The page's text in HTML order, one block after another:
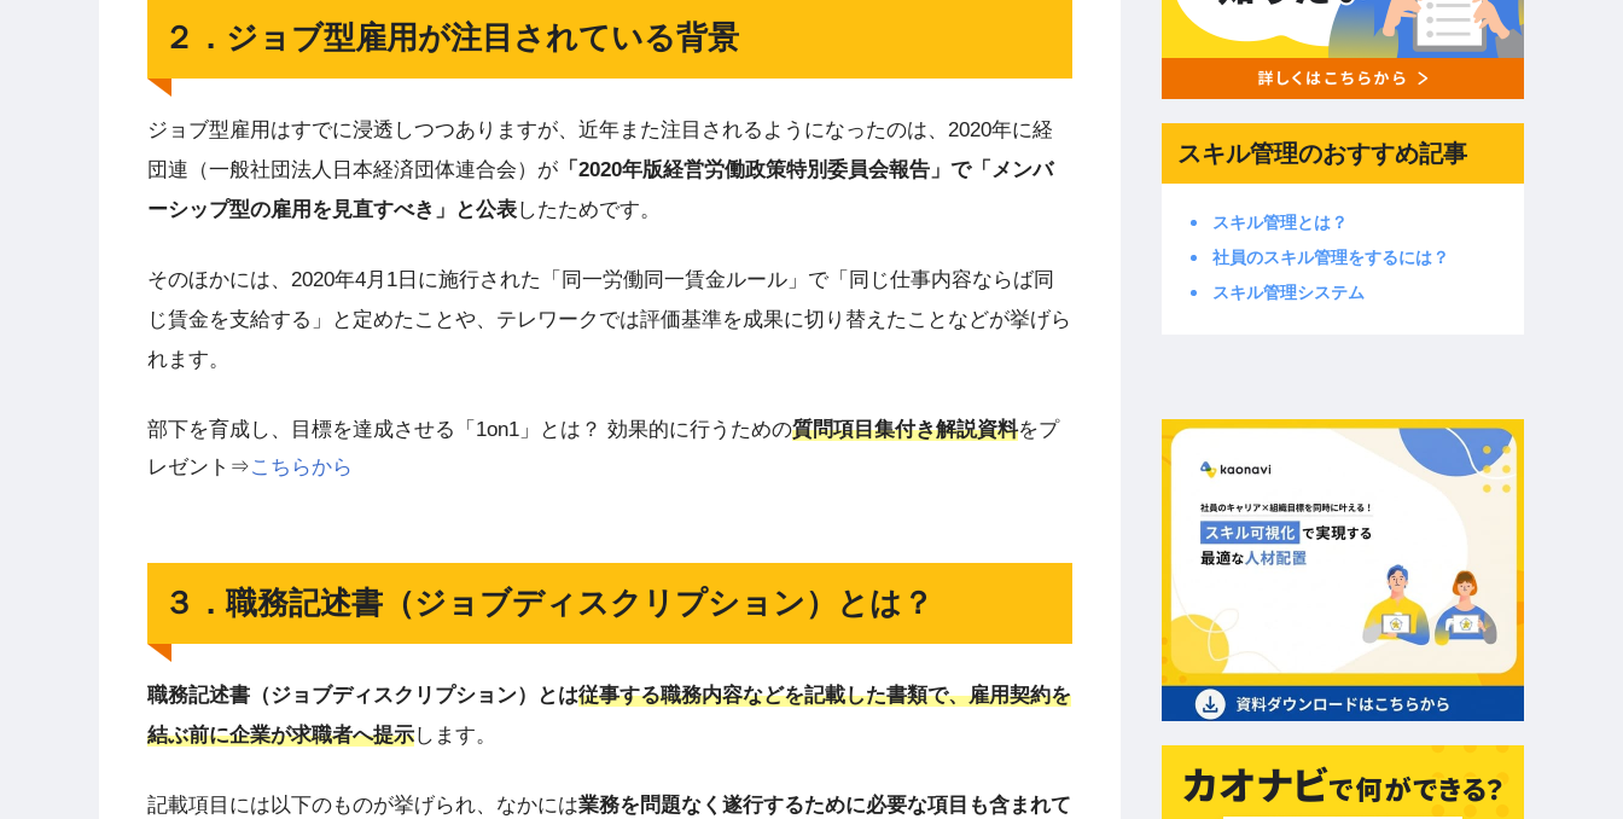
２．ジョブ型雇用が注目されている背景
ジョブ型雇用はすでに浸透しつつありますが、近年また注目されるようになったのは、2020年に経
団連（一般社団法人日本経済団体連合会）が 「2020年版経営労働政策特別委員会報告」で「メンバ
ーシップ型の雇用を見直すべき」と公表したためです。
そのほかには、2020年4月1日に施行された「同一労働同一賃金ルール」で「同じ仕事内容ならば同
じ賃金を支給する」と定めたことや、テレワークでは評価基準を成果に切り替えたことなどが挙げら
れます。
部下を育成し、目標を達成させる「1on1」とは？ 効果的に行うための質問項目集付き解説資料をプ
レゼント⇒こちらから
３．職務記述書（ジョブディスクリプション）とは？
職務記述書（ジョブディスクリプション）とは従事する職務内容などを記載した書類で、雇用契約を
結ぶ前に企業が求職者へ提示します。
記載項目には以下のものが挙げられ、なかには業務を問題なく遂行するために必要な項目も含まれて
スキル管理のおすすめ記事
スキル管理とは？
社員のスキル管理をするには？
スキル管理システム